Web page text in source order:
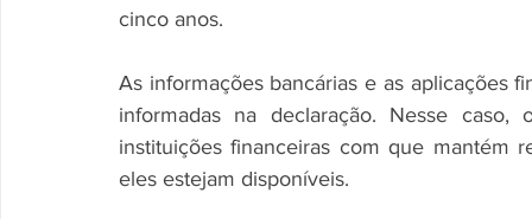
cinco anos.
As informações bancárias e as aplicações
informadas na declaração. Nesse
instituições financeiras com que mantém
eles estejam disponíveis.